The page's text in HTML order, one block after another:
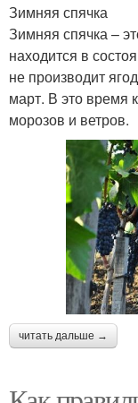
Зимняя спячка
Зимняя спячка –
находится в
не производит
март. В это время
морозов и ветров.
читать дальше →